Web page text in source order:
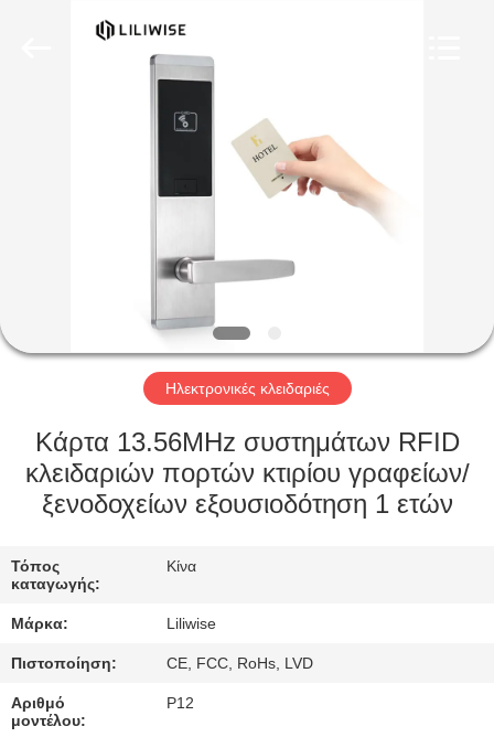
ΠΡΟΪΌΝΤΑ
ΓΎΡΟΣ
ΕΡΓΟΣΤΑΣΊΩΝ
ΠΟΙΟΤΙΚΌΣ
ΈΛΕΓΧΟΣ
ΜΑΣ
ΕΛΆΤΕ
ΕΠΑΦΉ
ΜΕ
Ηλεκτρονικές κλειδαριές
Κάρτα 13.56MHz συστημάτων RFID
κλειδαριών πορτών κτιρίου γραφείων/
ξενοδοχείων εξουσιοδότηση 1 ετών
Τόπος
καταγωγής:
Κίνα
Μάρκα: Liliwise
Πιστοποίηση: CE, FCC, RoHs, LVD
Αριθμό
μοντέλου:
P12